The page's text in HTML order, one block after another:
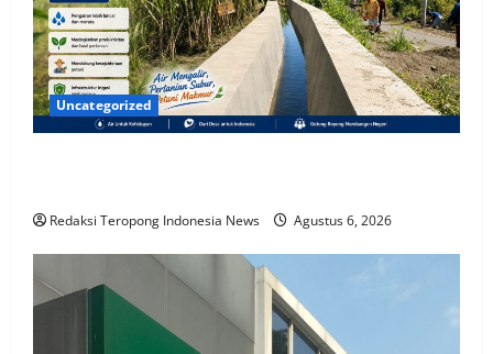
Uncategorized
Redaksi Teropong Indonesia News Agustus 6, 2026